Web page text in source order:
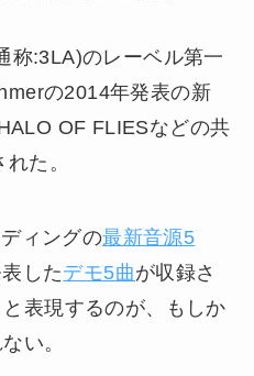
:3LA)のレーベル第一
の2014年発表の新
OF FLIESなどの共
た。
ィングの最新音源5
したデモ5曲が収録さ
表現するのが、もしか
い。